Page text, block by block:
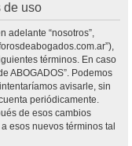
de uso
adelante “nosotros”,
forosdeabogados.com.ar”),
términos. En caso
ABOGADOS”. Podemos
avisarle, sin
periódicamente.
de esos cambios
esos nuevos términos tal